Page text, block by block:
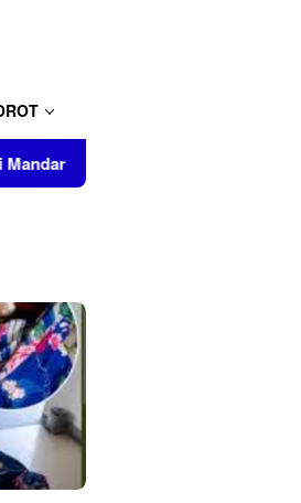
Barang Bukti Perkara Inkrah